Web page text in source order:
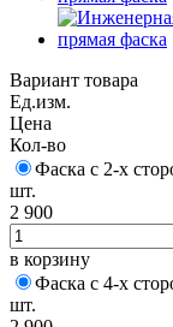
Вариант товара
Ед.изм.
Цена
Кол-во
Фаска с 2-х
шт.
2 900
в корзину
Фаска с 4-х
шт.